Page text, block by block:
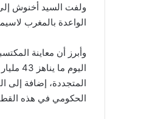
ولفت السيد أخنوش إلى
الواعدة بالمغرب
وأبرز أن معاينة
المتجددة، إضافة إلى
الحكومي في هذه